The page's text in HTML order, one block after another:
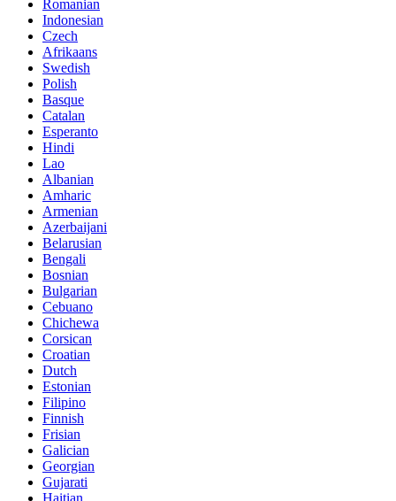
Romanian
Indonesian
Czech
Afrikaans
Swedish
Polish
Basque
Catalan
Esperanto
Hindi
Lao
Albanian
Amharic
Armenian
Azerbaijani
Belarusian
Bengali
Bosnian
Bulgarian
Cebuano
Chichewa
Corsican
Croatian
Dutch
Estonian
Filipino
Finnish
Frisian
Galician
Georgian
Gujarati